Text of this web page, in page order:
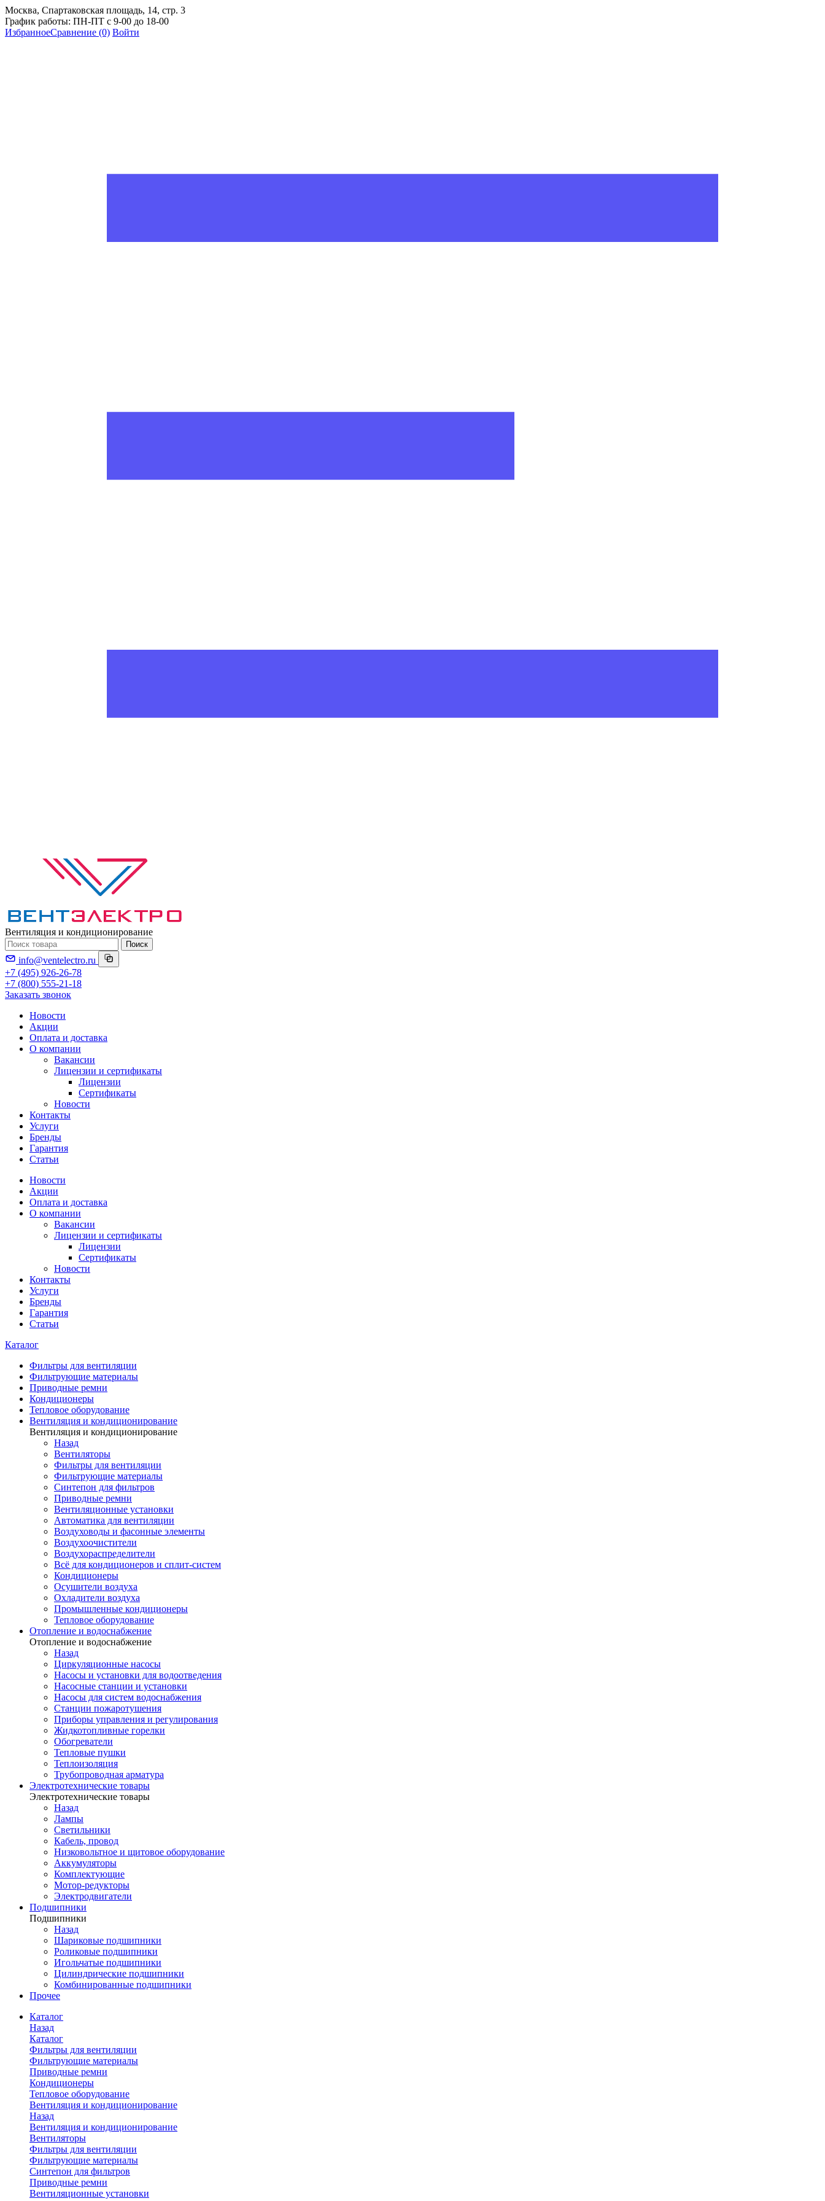
Москва, Спартаковская площадь, 14, стр. 3
График работы: ПН-ПТ с 9-00 до 18-00
ИзбранноеСравнение (0) Войти
Вентиляция и кондиционирование
Поиск
info@ventelectro.ru
+7 (495) 926-26-78
+7 (800) 555-21-18
Заказать звонок
Новости
Акции
Оплата и доставка
О компании
Вакансии
Лицензии и сертификаты
Лицензии
Сертификаты
Новости
Контакты
Услуги
Бренды
Гарантия
Статьи
Новости
Акции
Оплата и доставка
О компании
Вакансии
Лицензии и сертификаты
Лицензии
Сертификаты
Новости
Контакты
Услуги
Бренды
Гарантия
Статьи
Каталог
Фильтры для вентиляции
Фильтрующие материалы
Приводные ремни
Кондиционеры
Тепловое оборудование
Вентиляция и кондиционирование
Вентиляция и кондиционирование
Назад
Вентиляторы
Фильтры для вентиляции
Фильтрующие материалы
Синтепон для фильтров
Приводные ремни
Вентиляционные установки
Автоматика для вентиляции
Воздуховоды и фасонные элементы
Воздухоочистители
Воздухораспределители
Всё для кондиционеров и сплит-систем
Кондиционеры
Осушители воздуха
Охладители воздуха
Промышленные кондиционеры
Тепловое оборудование
Отопление и водоснабжение
Отопление и водоснабжение
Назад
Циркуляционные насосы
Насосы и установки для водоотведения
Насосные станции и установки
Насосы для систем водоснабжения
Станции пожаротушения
Приборы управления и регулирования
Жидкотопливные горелки
Обогреватели
Тепловые пушки
Теплоизоляция
Трубопроводная арматура
Электротехнические товары
Электротехнические товары
Назад
Лампы
Светильники
Кабель, провод
Низковольтное и щитовое оборудование
Аккумуляторы
Комплектующие
Мотор-редукторы
Электродвигатели
Подшипники
Подшипники
Назад
Шариковые подшипники
Роликовые подшипники
Игольчатые подшипники
Цилиндрические подшипники
Комбинированные подшипники
Прочее
Каталог
Назад
Каталог
Фильтры для вентиляции
Фильтрующие материалы
Приводные ремни
Кондиционеры
Тепловое оборудование
Вентиляция и кондиционирование
Назад
Вентиляция и кондиционирование
Вентиляторы
Фильтры для вентиляции
Фильтрующие материалы
Синтепон для фильтров
Приводные ремни
Вентиляционные установки